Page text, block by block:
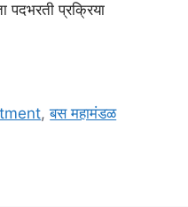
पदभरती प्रक्रिया
,बस महामंडळ